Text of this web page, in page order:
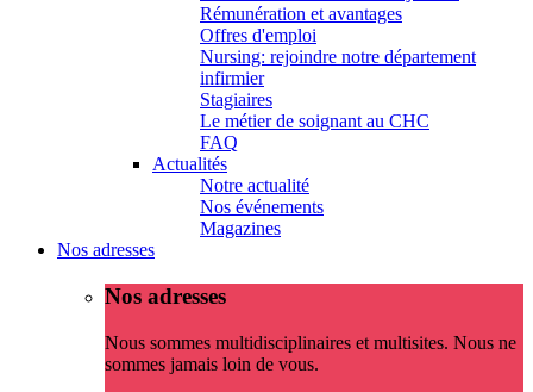
Rémunération et avantages
Offres d'emploi
Nursing: rejoindre notre département
infirmier
Stagiaires
Le métier de soignant au CHC
FAQ
Actualités
Notre actualité
Nos événements
Magazines
Nos adresses
Nos adresses
Nous sommes multidisciplinaires et multisites. Nous ne
sommes jamais loin de vous.